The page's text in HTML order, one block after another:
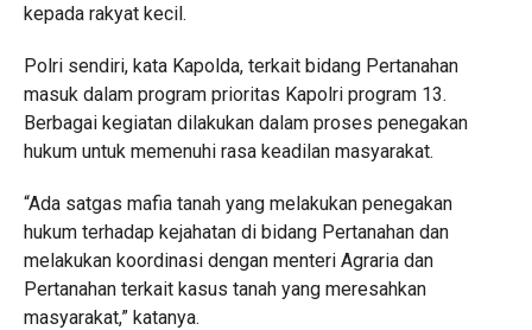
kepada rakyat kecil.
Polri sendiri, kata Kapolda, terkait bidang Pertanahan
masuk dalam program prioritas Kapolri program 13.
Berbagai kegiatan dilakukan dalam proses penegakan
hukum untuk memenuhi rasa keadilan masyarakat.
“Ada satgas mafia tanah yang melakukan penegakan
hukum terhadap kejahatan di bidang Pertanahan dan
melakukan koordinasi dengan menteri Agraria dan
Pertanahan terkait kasus tanah yang meresahkan
masyarakat,” katanya.